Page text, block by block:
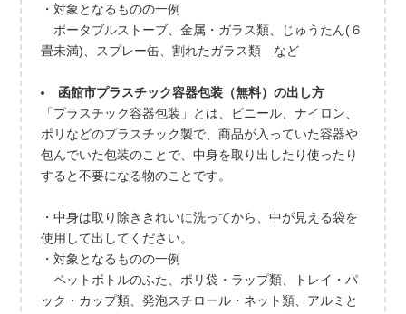
・対象となるものの一例
ポータブルストーブ、金属・ガラス類、じゅうたん(６
畳未満)、スプレー缶、割れたガラス類 など
函館市プラスチック容器包装（無料）の出し方
「プラスチック容器包装」とは、ビニール、ナイロン、
ポリなどのプラスチック製で、商品が入っていた容器や
包んでいた包装のことで、中身を取り出したり使ったり
すると不要になる物のことです。
・中身は取り除ききれいに洗ってから、中が見える袋を
使用して出してください。
・対象となるものの一例
ペットボトルのふた、ポリ袋・ラップ類、トレイ・パ
ック・カップ類、発泡スチロール・ネット類、アルミと